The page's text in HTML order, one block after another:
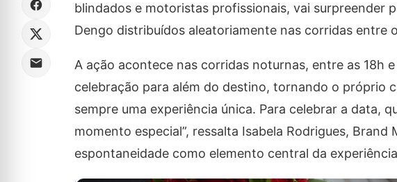
blindados e motoristas profissionais, vai surpreender
Dengo distribuídos aleatoriamente nas corridas entre
A ação acontece nas corridas noturnas, entre as 18h
celebração para além do destino, tornando o próprio
sempre uma experiência única. Para celebrar a data,
momento especial”, ressalta Isabela Rodrigues,
espontaneidade como elemento central da